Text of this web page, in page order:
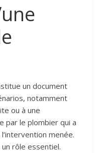
un document
notamment
ou à une
par le plombier qui a
menée.
rôle essentiel.